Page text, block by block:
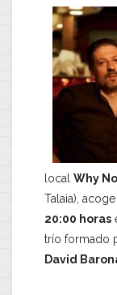
local Why
Talaia),
20:00 horas
trío formado
David